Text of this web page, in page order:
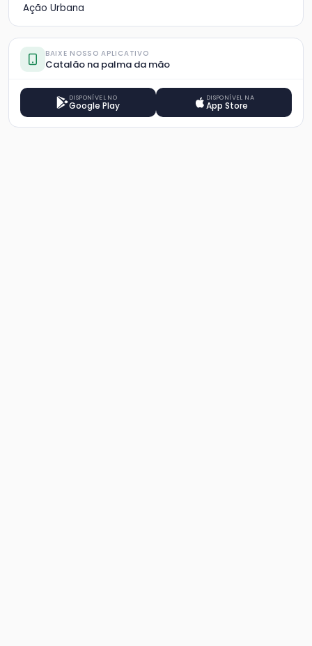
Ação Urbana
BAIXE NOSSO APLICATIVO
Catalão na palma da mão
DISPONÍVEL NO
Google Play
DISPONÍVEL NA
App Store